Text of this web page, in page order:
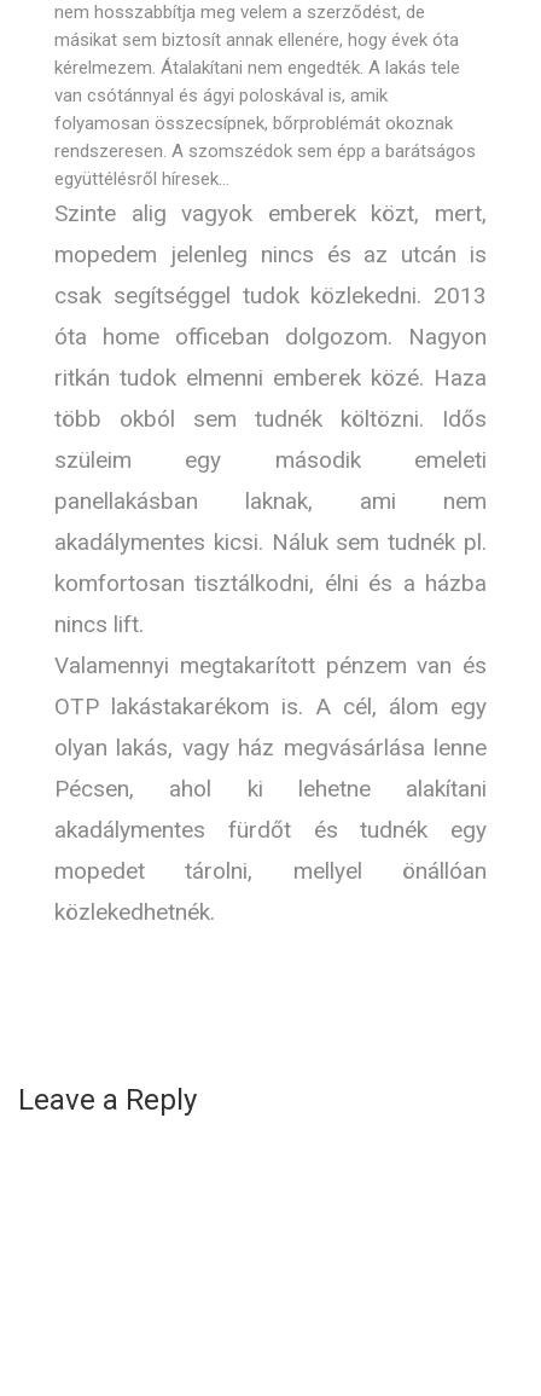
nem hosszabbítja meg velem a szerződést, de
másikat sem biztosít annak ellenére, hogy évek óta
kérelmezem. Átalakítani nem engedték. A lakás tele
van csótánnyal és ágyi poloskával is, amik
folyamosan összecsípnek, bőrproblémát okoznak
rendszeresen. A szomszédok sem épp a barátságos
együttélésről híresek…
Szinte alig vagyok emberek közt, mert,
mopedem jelenleg nincs és az utcán is
csak segítséggel tudok közlekedni. 2013
óta home officeban dolgozom. Nagyon
ritkán tudok elmenni emberek közé. Haza
több okból sem tudnék költözni. Idős
szüleim egy második emeleti
panellakásban laknak, ami nem
akadálymentes kicsi. Náluk sem tudnék pl.
komfortosan tisztálkodni, élni és a házba
nincs lift.
Valamennyi megtakarított pénzem van és
OTP lakástakarékom is. A cél, álom egy
olyan lakás, vagy ház megvásárlása lenne
Pécsen, ahol ki lehetne alakítani
akadálymentes fürdőt és tudnék egy
mopedet tárolni, mellyel önállóan
közlekedhetnék.
Leave a Reply